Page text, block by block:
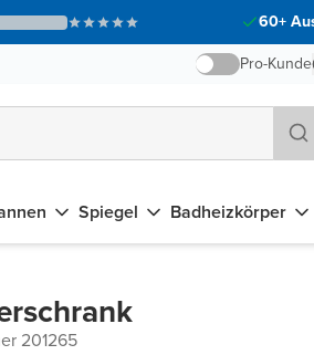
60+
Pro-Kunde
Spiegel Badheizkörper
201265